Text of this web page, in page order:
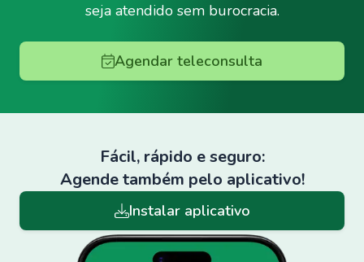
seja atendido sem burocracia.
Agendar teleconsulta
Fácil, rápido e seguro:
Agende também pelo aplicativo!
Instalar aplicativo